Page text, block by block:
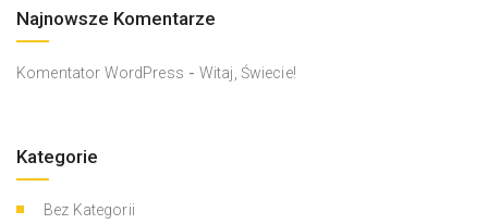
Najnowsze Komentarze
Komentator WordPress - Witaj, Świecie!
Kategorie
Bez Kategorii